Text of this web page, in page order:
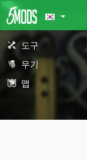
도구
무기
맵